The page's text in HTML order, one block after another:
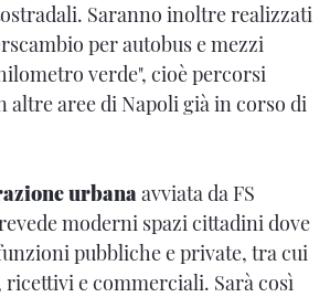
Saranno inoltre realizzati
per autobus e mezzi
verde", cioè percorsi
altre aree di Napoli già in corso di
urbanaavviata da FS
moderni spazi cittadini dove
pubbliche e private, tra cui
e commerciali. Sarà così